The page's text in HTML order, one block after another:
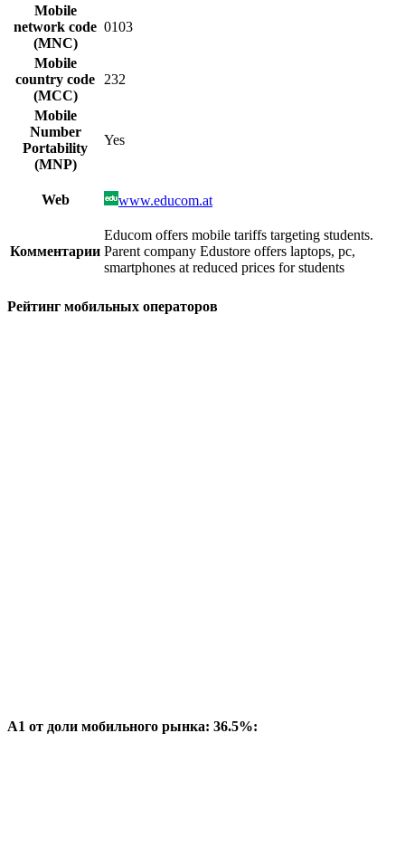
Mobile
network code
(MNC)
0103
Mobile
country code
(MCC)
232
Mobile
Number
Portability
(MNP)
Yes
Web www.educom.at
Комментарии
Educom offers mobile tariffs targeting students.
Parent company Edustore offers laptops, pc,
smartphones at reduced prices for students
Рейтинг мобильных операторов
A1 от доли мобильного рынка: 36.5%: